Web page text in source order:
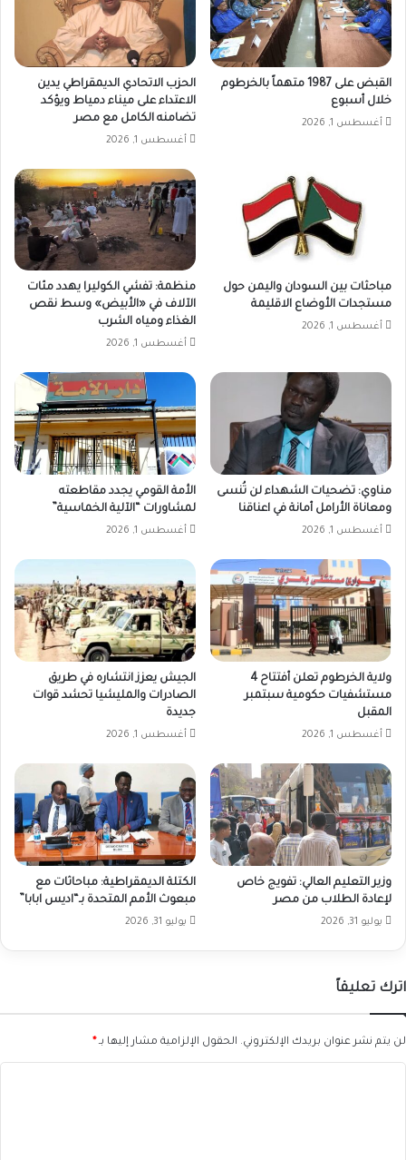
القبض على 1987 متهماً بالخرطوم
خلال أسبوع
أغسطس 1, 2026
الحزب الاتحادي الديمقراطي يدين
الاعتداء على ميناء دمياط ويؤكد
تضامنه الكامل مع مصر
أغسطس 1, 2026
مباحثات بين السودان واليمن حول
مستجدات الأوضاع الاقليمة
أغسطس 1, 2026
منظمة: تفشي الكوليرا يهدد مئات
الآلاف في «الأبيض» وسط نقص
الغذاء ومياه الشرب
أغسطس 1, 2026
مناوي: تضحيات الشهداء لن تُنسى
ومعاناة الأرامل أمانة في اعناقنا
أغسطس 1, 2026
الأمة القومي يجدد مقاطعته
لمشاورات “الآلية الخماسية”
أغسطس 1, 2026
ولاية الخرطوم تعلن أفتتاح 4
مستشفيات حكومية سبتمبر
المقبل
أغسطس 1, 2026
الجيش يعزز انتشاره في طريق
الصادرات والمليشيا تحشد قوات
جديدة
أغسطس 1, 2026
وزير التعليم العالي: تفويج خاص
لإعادة الطلاب من مصر
يوليو 31, 2026
الكتلة الديمقراطية: مباحاثات مع
مبعوث الأمم المتحدة بـ“اديس ابابا”
يوليو 31, 2026
اترك تعليقاً
لن يتم نشر عنوان بريدك الإلكتروني. الحقول الإلزامية مشار إليها بـ*